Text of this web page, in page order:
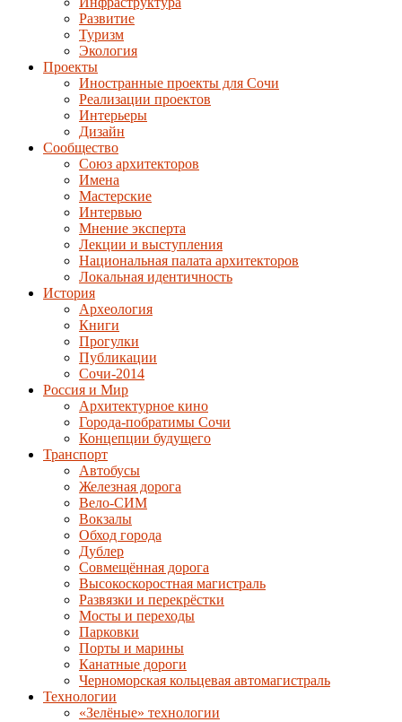
Развитие
Туризм
Экология
Проекты
Иностранные проекты для Сочи
Реализации проектов
Интерьеры
Дизайн
Сообщество
Союз архитекторов
Имена
Мастерские
Интервью
Мнение эксперта
Лекции и выступления
Национальная палата архитекторов
Локальная идентичность
История
Археология
Книги
Прогулки
Публикации
Сочи-2014
Россия и Мир
Архитектурное кино
Города-побратимы Сочи
Концепции будущего
Транспорт
Автобусы
Железная дорога
Вело-СИМ
Вокзалы
Обход города
Дублер
Совмещённая дорога
Высокоскоростная магистраль
Развязки и перекрёстки
Мосты и переходы
Парковки
Порты и марины
Канатные дороги
Черноморская кольцевая автомагистраль
Технологии
«Зелёные» технологии